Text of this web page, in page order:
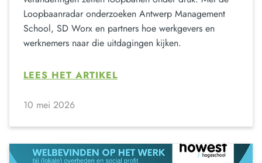
Loopbaanradar onderzoeken Antwerp Management
School, SD Worx en partners hoe werkgevers en
werknemers naar die uitdagingen kijken.
LEES HET ARTIKEL
10 mei 2026